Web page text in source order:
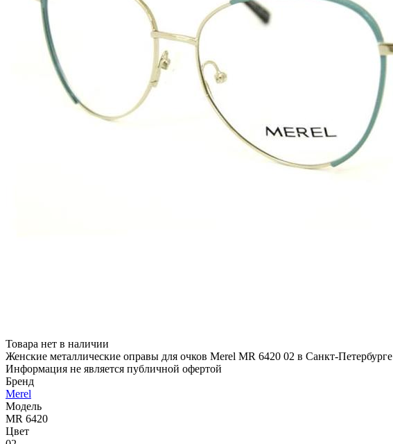
Товара нет в наличии
Женские металлические оправы для очков Merel MR 6420 02 в Санкт-Петербурге
Информация не является публичной офертой
Бренд
Merel
Модель
MR 6420
Цвет